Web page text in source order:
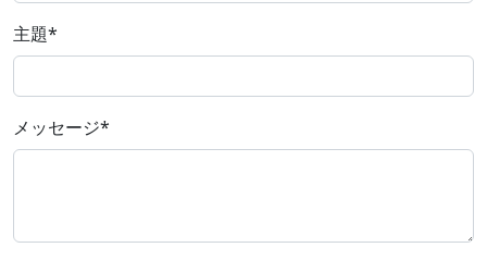
主題*
メッセージ*